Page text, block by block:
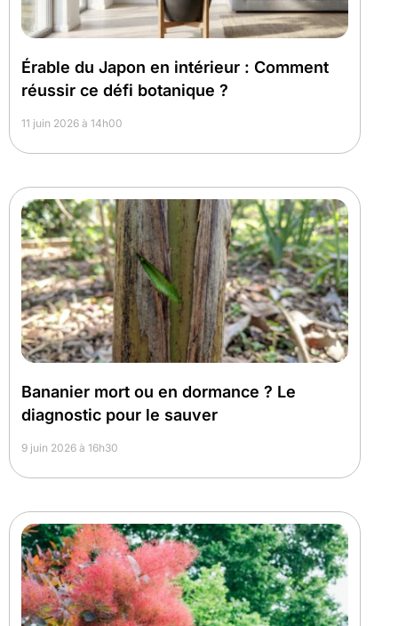
Érable du Japon en intérieur : Comment
réussir ce défi botanique ?
11 juin 2026 à 14h00
Bananier mort ou en dormance ? Le
diagnostic pour le sauver
9 juin 2026 à 16h30